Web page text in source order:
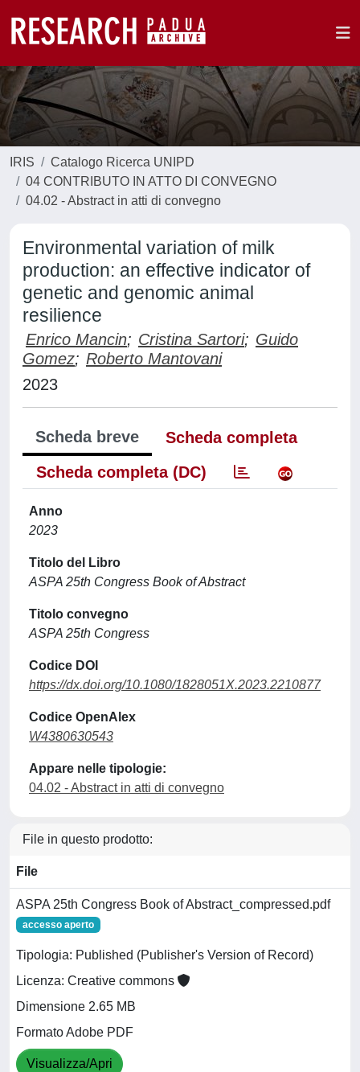
IRIS
Catalogo Ricerca UNIPD
04 CONTRIBUTO IN ATTO DI CONVEGNO
04.02 - Abstract in atti di convegno
Environmental variation of milk
production: an effective indicator of
genetic and genomic animal
resilience
Enrico Mancin; Cristina Sartori; Guido
Gomez; Roberto Mantovani
2023
Scheda breve
Scheda completa
Scheda completa (DC)
Anno
2023
Titolo del Libro
ASPA 25th Congress Book of Abstract
Titolo convegno
ASPA 25th Congress
Codice DOI
https://dx.doi.org/10.1080/1828051X.2023.2210877
Codice OpenAlex
W4380630543
Appare nelle tipologie:
04.02 - Abstract in atti di convegno
File in questo prodotto:
File
ASPA 25th Congress Book of Abstract_compressed.pdf
accesso aperto
Tipologia: Published (Publisher's Version of Record)
Licenza: Creative commons
Dimensione 2.65 MB
Formato Adobe PDF
Visualizza/Apri